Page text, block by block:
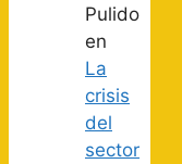
Pulido
en
La
crisis
del
sector